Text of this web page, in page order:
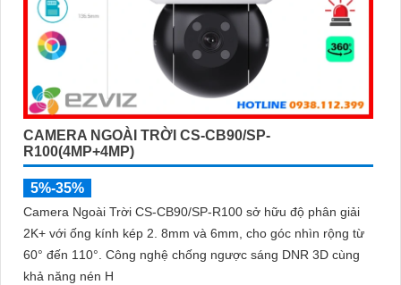
CAMERA NGOÀI TRỜI CS-CB90/SP-
R100(4MP+4MP)
5%-35%
Camera Ngoài Trời CS-CB90/SP-R100 sở hữu độ phân giải
2K+ với ống kính kép 2. 8mm và 6mm, cho góc nhìn rộng từ
60° đến 110°. Công nghệ chống ngược sáng DNR 3D cùng
khả năng nén H